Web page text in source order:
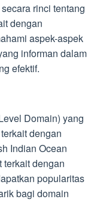
rinci tentang
dengan
aspek-aspek
informan dalam
efektif.
Domain) yang
dengan
Indian Ocean
terkait dengan
popularitas
bagi domain